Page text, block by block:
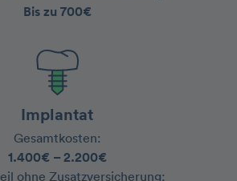
Bis zu 700€
Implantat
Gesamtkosten:
1.400€ – 2.200€
ohne Zusatzversicherung: